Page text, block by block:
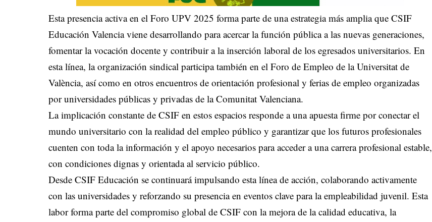
Esta presencia activa en el Foro UPV 2025 forma parte de una estrategia más amplia que CSIF
Educación Valencia viene desarrollando para acercar la función pública a las nuevas generaciones,
fomentar la vocación docente y contribuir a la inserción laboral de los egresados universitarios. En
esta línea, la organización sindical participa también en el Foro de Empleo de la Universitat de
València, así como en otros encuentros de orientación profesional y ferias de empleo organizadas
por universidades públicas y privadas de la Comunitat Valenciana.
La implicación constante de CSIF en estos espacios responde a una apuesta firme por conectar el
mundo universitario con la realidad del empleo público y garantizar que los futuros profesionales
cuenten con toda la información y el apoyo necesarios para acceder a una carrera profesional estable,
con condiciones dignas y orientada al servicio público.
Desde CSIF Educación se continuará impulsando esta línea de acción, colaborando activamente
con las universidades y reforzando su presencia en eventos clave para la empleabilidad juvenil. Esta
labor forma parte del compromiso global de CSIF con la mejora de la calidad educativa, la